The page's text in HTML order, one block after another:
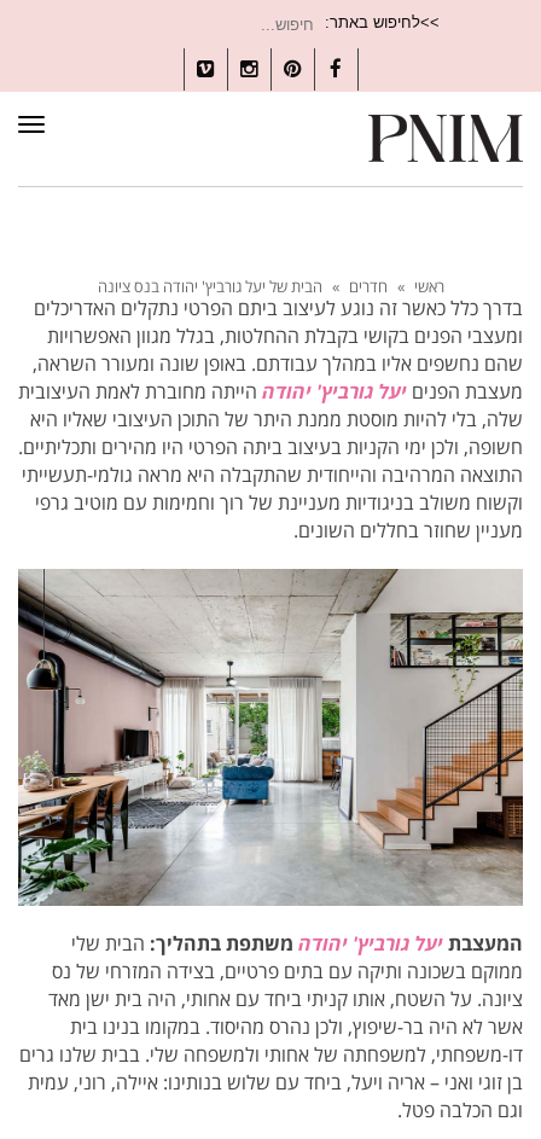
>>לחיפוש באתר:
עבור:
Facebook
Pinterest
Instagram
Vimeo
ראשי » חדרים » הבית של יעל גורביץ' יהודה בנס ציונה
בדרך כלל כאשר זה נוגע לעיצוב ביתם הפרטי נתקלים האדריכלים
ומעצבי הפנים בקושי בקבלת ההחלטות, בגלל מגוון האפשרויות
שהם נחשפים אליו במהלך עבודתם. באופן שונה ומעורר השראה,
מעצבת הפנים יעל גורביץ' יהודה הייתה מחוברת לאמת העיצובית
שלה, בלי להיות מוסטת ממנת היתר של התוכן העיצובי שאליו היא
חשופה, ולכן ימי הקניות בעיצוב ביתה הפרטי היו מהירים ותכליתיים.
התוצאה המרהיבה והייחודית שהתקבלה היא מראה גולמי-תעשייתי
וקשוח משולב בניגודיות מעניינת של רוך וחמימות עם מוטיב גרפי
מעניין שחוזר בחללים השונים.
המעצבתיעל גורביץ' יהודה משתפת בתהליך: הבית שלי
ממוקם בשכונה ותיקה עם בתים פרטיים, בצידה המזרחי של נס
ציונה. על השטח, אותו קניתי ביחד עם אחותי, היה בית ישן מאד
אשר לא היה בר-שיפוץ, ולכן נהרס מהיסוד. במקומו בנינו בית
דו-משפחתי, למשפחתה של אחותי ולמשפחה שלי. בבית שלנו גרים
בן זוגי ואני – אריה ויעל, ביחד עם שלוש בנותינו: איילה, רוני, עמית
וגם הכלבה פטל.